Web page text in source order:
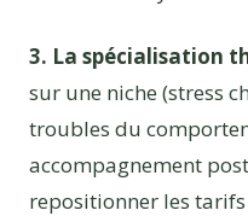
3. La spécialisation
sur une niche (stress
troubles du
accompagnement
repositionner les